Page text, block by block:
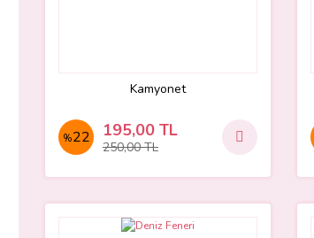
Kamyonet
%22 195,00 TL
250,00 TL